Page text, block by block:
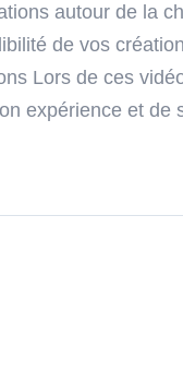
autour de la
de vos
Lors de ces
expérience et de